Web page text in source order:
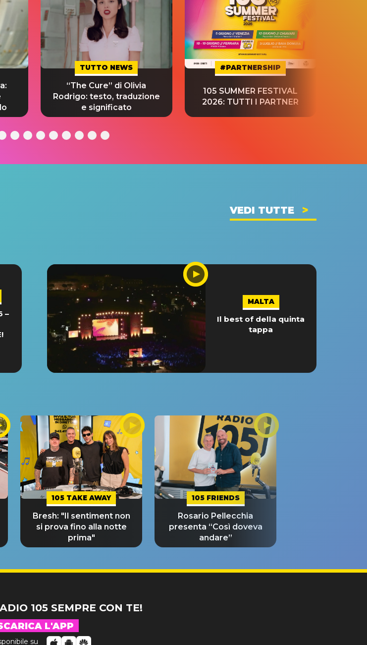
TUTTO NEWS
“The Cure” di Olivia
Rodrigo: testo, traduzione
e significato
#PARTNERSHIP
105 SUMMER FESTIVAL
2026: TUTTI I PARTNER
VEDI TUTTE
–
MALTA
Il best of della quinta
tappa
105 TAKE AWAY
Bresh: "Il sentiment non
si prova fino alla notte
prima"
105 FRIENDS
Rosario Pellecchia
presenta “Così doveva
andare”
105 SEMPRE CON TE!
L'APP
su